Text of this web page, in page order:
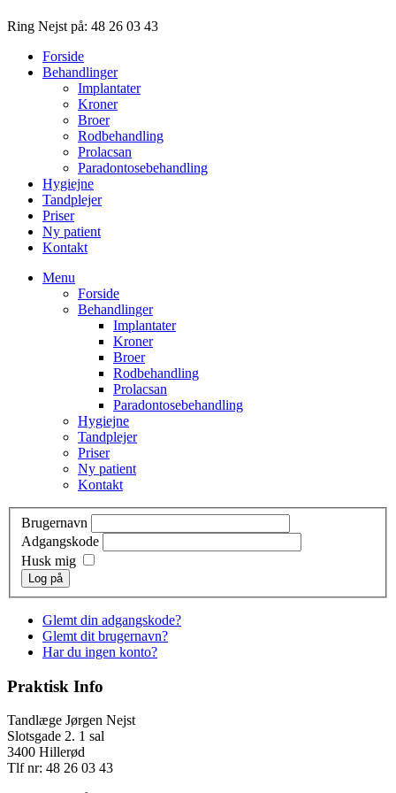
Ring Nejst på: 48 26 03 43
Forside
Behandlinger
Implantater
Kroner
Broer
Rodbehandling
Prolacsan
Paradontosebehandling
Hygiejne
Tandplejer
Priser
Ny patient
Kontakt
Menu
Forside
Behandlinger
Implantater
Kroner
Broer
Rodbehandling
Prolacsan
Paradontosebehandling
Hygiejne
Tandplejer
Priser
Ny patient
Kontakt
Brugernavn
Adgangskode
Husk mig
Log på
Glemt din adgangskode?
Glemt dit brugernavn?
Har du ingen konto?
Praktisk Info
Tandlæge Jørgen Nejst
Slotsgade 2. 1 sal
3400 Hillerød
Tlf nr: 48 26 03 43